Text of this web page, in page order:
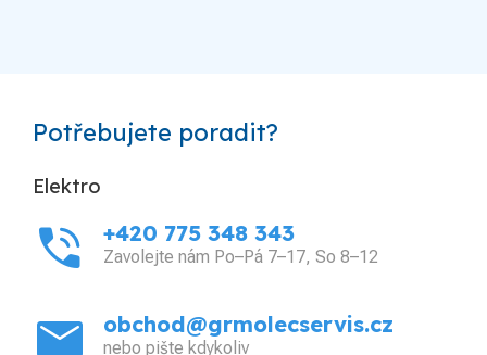
Potřebujete poradit?
Elektro
phone_in_talk +420 775 348 343
Zavolejte nám Po–Pá 7–17, So 8–12
mail obchod@grmolecservis.cz
nebo pište kdykoliv